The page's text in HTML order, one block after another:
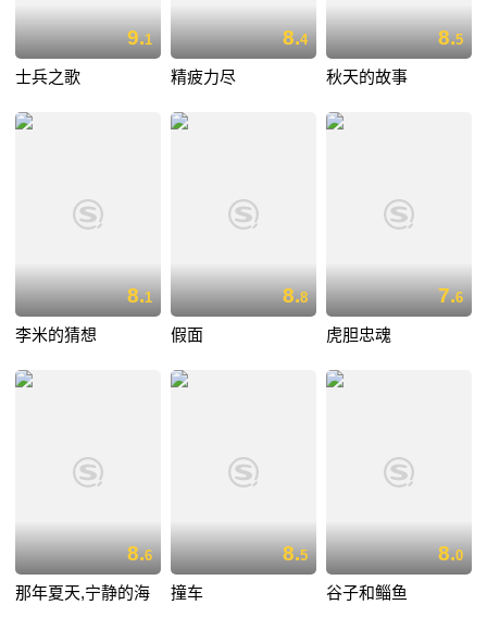
9.1
士兵之歌
8.4
精疲力尽
8.5
秋天的故事
8.1
李米的猜想
8.8
假面
7.6
虎胆忠魂
8.6
那年夏天,宁静的海
8.5
撞车
8.0
谷子和鲻鱼